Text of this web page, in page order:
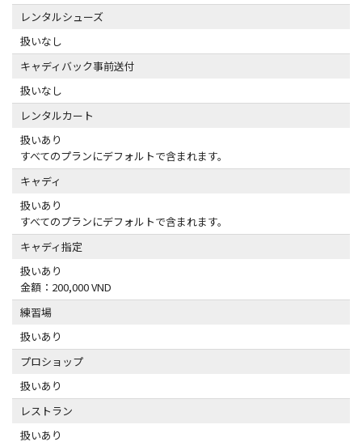
レンタルシューズ
扱いなし
キャディバック事前送付
扱いなし
レンタルカート
扱いあり
すべてのプランにデフォルトで含まれます。
キャディ
扱いあり
すべてのプランにデフォルトで含まれます。
キャディ指定
扱いあり
金額：200,000 VND
練習場
扱いあり
プロショップ
扱いあり
レストラン
扱いあり